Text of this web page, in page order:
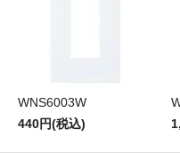
WNS6003W
440円(税込)